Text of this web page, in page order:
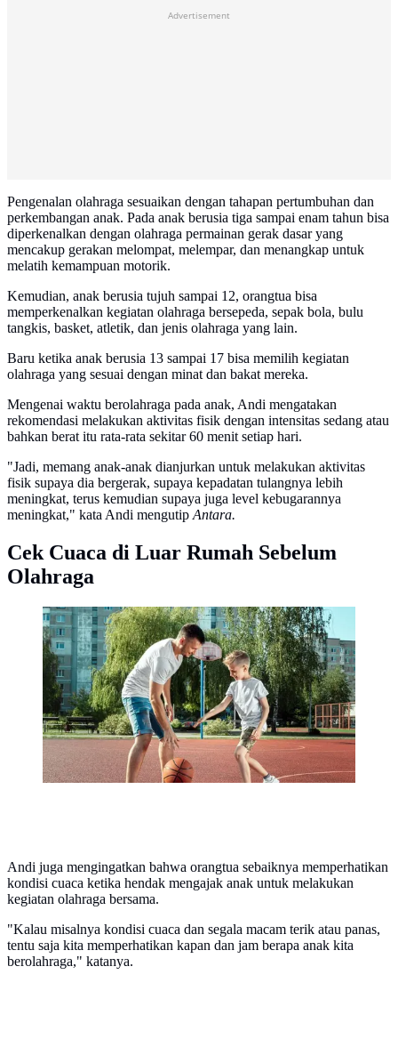
Advertisement
Pengenalan olahraga sesuaikan dengan tahapan pertumbuhan dan
perkembangan anak. Pada anak berusia tiga sampai enam tahun bisa
diperkenalkan dengan olahraga permainan gerak dasar yang
mencakup gerakan melompat, melempar, dan menangkap untuk
melatih kemampuan motorik.
Kemudian, anak berusia tujuh sampai 12, orangtua bisa
memperkenalkan kegiatan olahraga bersepeda, sepak bola, bulu
tangkis, basket, atletik, dan jenis olahraga yang lain.
Baru ketika anak berusia 13 sampai 17 bisa memilih kegiatan
olahraga yang sesuai dengan minat dan bakat mereka.
Mengenai waktu berolahraga pada anak, Andi mengatakan
rekomendasi melakukan aktivitas fisik dengan intensitas sedang atau
bahkan berat itu rata-rata sekitar 60 menit setiap hari.
"Jadi, memang anak-anak dianjurkan untuk melakukan aktivitas
fisik supaya dia bergerak, supaya kepadatan tulangnya lebih
meningkat, terus kemudian supaya juga level kebugarannya
meningkat," kata Andi mengutipAntara.
Cek Cuaca di Luar Rumah Sebelum
Olahraga
Mengajarkan olahraga pada anak. (Foto:
Freepik/ksandrphoto)
Andi juga mengingatkan bahwa orangtua sebaiknya memperhatikan
kondisi cuaca ketika hendak mengajak anak untuk melakukan
kegiatan olahraga bersama.
"Kalau misalnya kondisi cuaca dan segala macam terik atau panas,
tentu saja kita memperhatikan kapan dan jam berapa anak kita
berolahraga," katanya.